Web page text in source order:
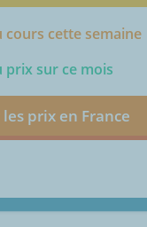
cours cette semaine
prix sur ce mois
prix en France